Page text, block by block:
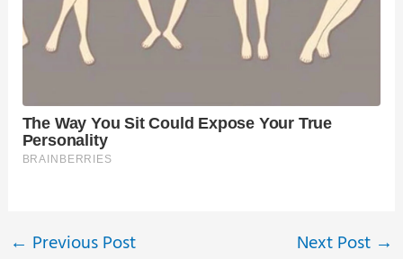
← Previous Post Next Post →